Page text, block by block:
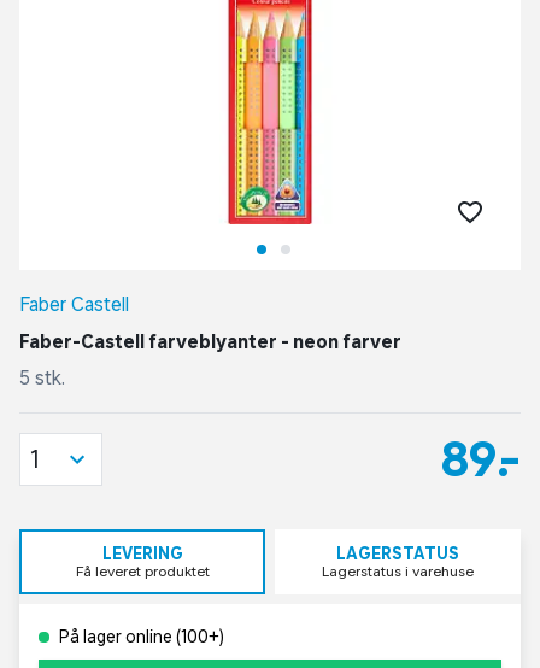
Faber Castell
Faber-Castell farveblyanter - neon farver
5 stk.
89,-
1
LEVERING
Få leveret produktet
LAGERSTATUS
Lagerstatus i varehuse
På lager online (100+)